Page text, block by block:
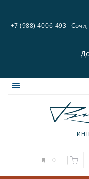
+7 (988) 4006-493 Сочи,
0